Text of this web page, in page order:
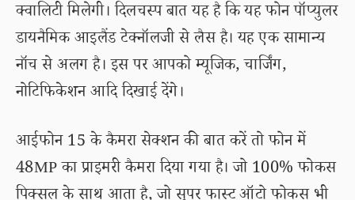
क्वालिटी मिलेगी। दिलचस्प बात यह है कि यह फोन पॉप्युलर
डायनैमिक आइलैंड टेक्नॉलजी से लैस है। यह एक सामान्य
नॉच से अलग है। इस पर आपको म्यूजिक, चार्जिंग,
नोटिफिकेशन आदि दिखाई देंगे।
आईफोन 15 के कैमरा सेक्शन की बात करें तो फोन में
48MP का प्राइमरी कैमरा दिया गया है। जो 100% फोकस